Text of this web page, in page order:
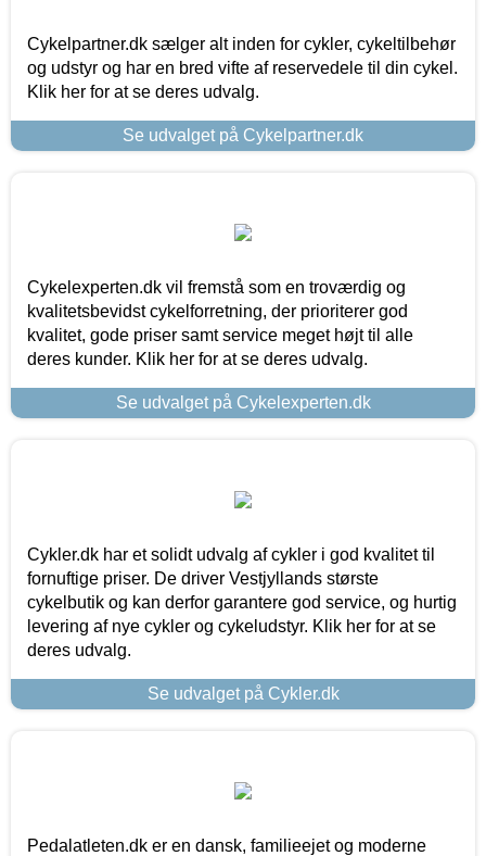
Cykelpartner.dk sælger alt inden for cykler, cykeltilbehør
og udstyr og har en bred vifte af reservedele til din cykel.
Klik her for at se deres udvalg.
Se udvalget på Cykelpartner.dk
Cykelexperten.dk vil fremstå som en troværdig og
kvalitetsbevidst cykelforretning, der prioriterer god
kvalitet, gode priser samt service meget højt til alle
deres kunder. Klik her for at se deres udvalg.
Se udvalget på Cykelexperten.dk
Cykler.dk har et solidt udvalg af cykler i god kvalitet til
fornuftige priser. De driver Vestjyllands største
cykelbutik og kan derfor garantere god service, og hurtig
levering af nye cykler og cykeludstyr. Klik her for at se
deres udvalg.
Se udvalget på Cykler.dk
Pedalatleten.dk er en dansk, familieejet og moderne